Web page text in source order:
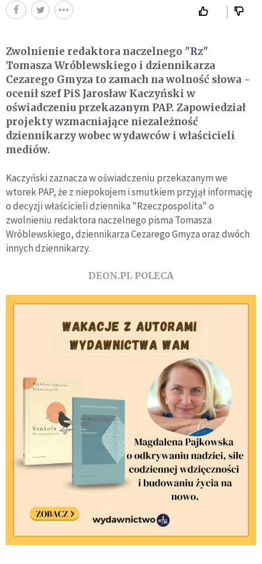
Zwolnienie redaktora naczelnego "Rz"
Tomasza Wróblewskiego i dziennikarza
Cezarego Gmyza to zamach na wolność słowa -
ocenił szef PiS Jarosław Kaczyński w
oświadczeniu przekazanym PAP. Zapowiedział
projekty wzmacniające niezależność
dziennikarzy wobec wydawców i właścicieli
mediów.
Kaczyński zaznacza w oświadczeniu przekazanym we
wtorek PAP, że z niepokojem i smutkiem przyjął informację
o decyzji właścicieli dziennika "Rzeczpospolita" o
zwolnieniu redaktora naczelnego pisma Tomasza
Wróblewskiego, dziennikarza Cezarego Gmyza oraz dwóch
innych dziennikarzy.
DEON.PL POLECA